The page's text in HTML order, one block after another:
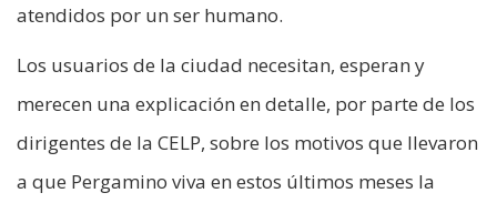
atendidos por un ser humano.
Los usuarios de la ciudad necesitan, esperan y
merecen una explicación en detalle, por parte de los
dirigentes de la CELP, sobre los motivos que llevaron
a que Pergamino viva en estos últimos meses la